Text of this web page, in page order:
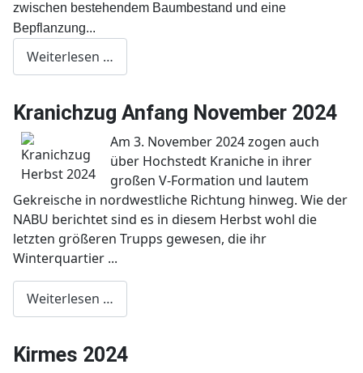
zwischen bestehendem Baumbestand und eine
Bepflanzung...
Weiterlesen …
Kranichzug Anfang November 2024
Am 3. November 2024 zogen auch
über Hochstedt Kraniche in ihrer
großen V-Formation und lautem
Gekreische in nordwestliche Richtung hinweg. Wie der
NABU berichtet sind es in diesem Herbst wohl die
letzten größeren Trupps gewesen, die ihr
Winterquartier ...
Weiterlesen …
Kirmes 2024